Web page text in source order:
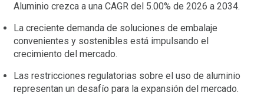
Aluminio crezca a una CAGR del 5.00% de 2026 a 2034.
La creciente demanda de soluciones de embalaje
convenientes y sostenibles está impulsando el
crecimiento del mercado.
Las restricciones regulatorias sobre el uso de aluminio
representan un desafío para la expansión del mercado.